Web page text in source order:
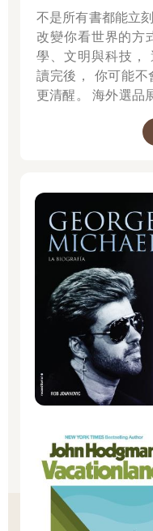
性，它並非一片荒野，而
山林的集體記憶充滿著我
一陣風語、每一段舞步、
盪在每一句話中，顯現於
管殖民主義的侵襲仍在過
的關係之網，跨越時空，
鳥居龍藏在橫斷中央山脈
時他對於布農族已失去了
象，竟然是感到惋惜不已
協。我們的韌性不僅在於
新投注於我們那從未褪色
言語中，像夜晚的雷鳴般回
《復返：二十一世紀成
們雖然被迫遷移，被迫缺
待著在未來的日子裡，我
然擁有權力和權利，依照
和在特定地點舉行祭儀。
取具體政治手段（土地聲
索和返還）加以爭取。
重聚的機會，只是作為重
到土地聲索和返還，維護
當代，回到祖居地、舊部
生活的需求或其他因素。
俗、季節性造訪保留地或
源的懷念和情感。
不是所有書都能立
改變你看世界的方式 歷史、哲學、政治、
學、文明與科技，
讀完後， 你可能不
更清醒。 海外選品展，1折起 限量空運商品，先